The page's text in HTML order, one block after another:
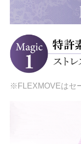
※FLEXMOVEはセ